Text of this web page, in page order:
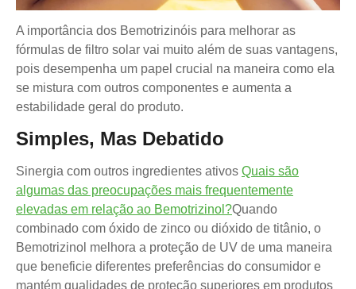
A importância dos Bemotrizinóis para melhorar as
fórmulas de filtro solar vai muito além de suas vantagens,
pois desempenha um papel crucial na maneira como ela
se mistura com outros componentes e aumenta a
estabilidade geral do produto.
Simples, Mas Debatido
Sinergia com outros ingredientes ativos Quais são
algumas das preocupações mais frequentemente
elevadas em relação ao Bemotrizinol?Quando
combinado com óxido de zinco ou dióxido de titânio, o
Bemotrizinol melhora a proteção de UV de uma maneira
que beneficie diferentes preferências do consumidor e
mantém qualidades de proteção superiores em produtos